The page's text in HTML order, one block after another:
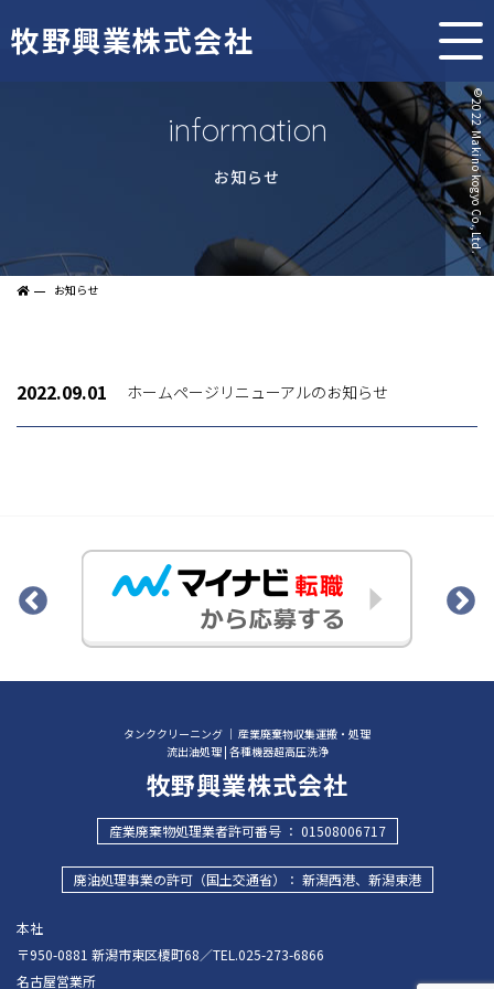
牧野興業株式会社
information
お知らせ
お知らせ
2022.09.01 ホームページリニューアルのお知らせ
タンククリーニング ｜ 産業廃棄物収集運搬・処理
流出油処理 | 各種機器超高圧洗浄
牧野興業株式会社
産業廃棄物処理業者許可番号 ： 01508006717
廃油処理事業の許可（国土交通省）： 新潟西港、新潟東港
本社
〒950-0881 新潟市東区榎町68／TEL.025-273-6866
名古屋営業所